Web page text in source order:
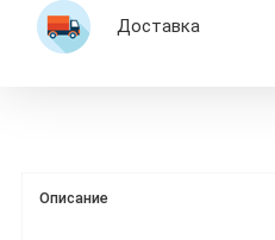
Доставка
Описание